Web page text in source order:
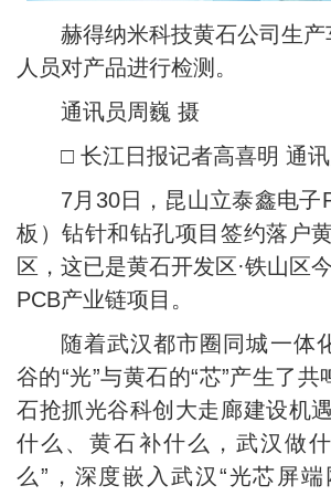
赫得纳米科技黄石公司生产
人员对产品进行检测。
通讯员周巍 摄
□ 长江日报记者高喜明 通
7月30日，昆山立泰鑫电子
板）钻针和钻孔项目签约落户
区，这已是黄石开发区·铁山区
PCB产业链项目。
随着武汉都市圈同城一体
谷的“光”与黄石的“芯”产生了
石抢抓光谷科创大走廊建设机
什么、黄石补什么，武汉做
么”，深度嵌入武汉“光芯屏端